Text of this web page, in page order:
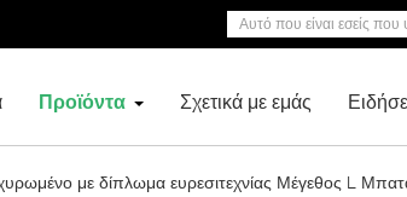
Προϊόντα Σχετικά με εμάς
με δίπλωμα ευρεσιτεχνίας Μέγεθος L